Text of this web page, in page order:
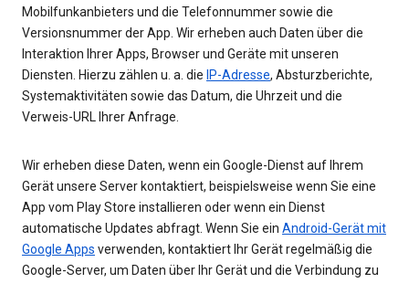
Mobilfunkanbieters und die Telefonnummer sowie die
Versionsnummer der App. Wir erheben auch Daten über die
Interaktion Ihrer Apps, Browser und Geräte mit unseren
Diensten. Hierzu zählen u. a. die IP-Adresse, Absturzberichte,
Systemaktivitäten sowie das Datum, die Uhrzeit und die
Verweis-URL Ihrer Anfrage.
Wir erheben diese Daten, wenn ein Google-Dienst auf Ihrem
Gerät unsere Server kontaktiert, beispielsweise wenn Sie eine
App vom Play Store installieren oder wenn ein Dienst
automatische Updates abfragt. Wenn Sie ein Android-Gerät mit
Google Apps verwenden, kontaktiert Ihr Gerät regelmäßig die
Google-Server, um Daten über Ihr Gerät und die Verbindung zu